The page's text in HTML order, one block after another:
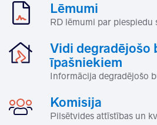
Lēmumi
RD lēmumi par piespiedu
Vidi degradējošo
īpašniekiem
Informācija degradējošo
Komisija
Pilsētvides attīstības un